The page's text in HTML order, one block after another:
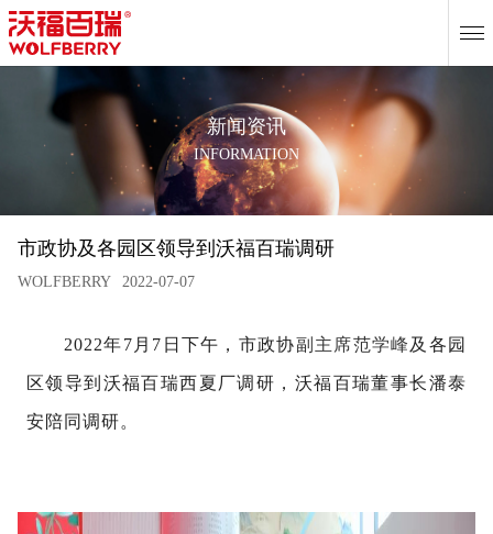
新闻资讯
INFORMATION
市政协及各园区领导到沃福百瑞调研
WOLFBERRY 2022-07-07
2022年7月7日下午，市政协副主席范学峰 及各园
区领导到沃福百瑞西夏厂调研，沃福百瑞董事长潘泰
安陪同调研。